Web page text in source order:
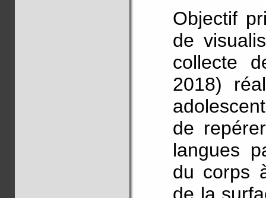
Objectif
de
collecte
2018)
de
langues
du corps